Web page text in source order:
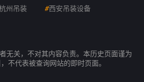
州吊装 #西安吊装设备
无关，不对其内容负责。本历史页面谨为
不代表被查询网站的即时页面。